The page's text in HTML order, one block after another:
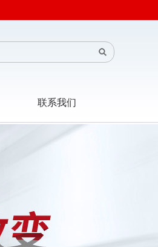
联系我们